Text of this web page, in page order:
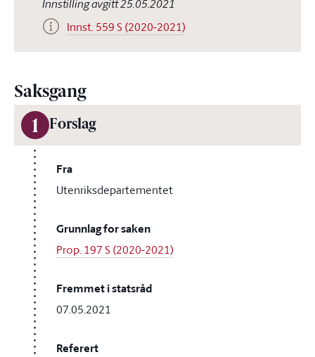
Innstilling avgitt 25.05.2021
Innst. 559 S (2020-2021)
Saksgang
1 Forslag
Fra
Utenriksdepartementet
Grunnlag for saken
Prop. 197 S (2020-2021)
Fremmet i statsråd
07.05.2021
Referert